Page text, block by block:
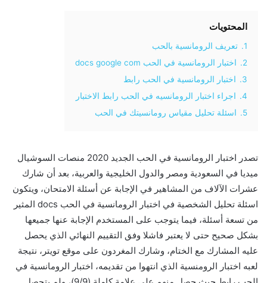
المحتويات
1.
تعريف الرومانسية بالحب
2.
اختبار الرومانسية في الحب docs google com
3.
اختبار الرومانسية في الحب رابط
4.
اجراء اختبار الرومانسيه في الحب رابط الاختبار
5.
اسئلة تحليل مقياس رومانسيتك في الحب
تصدر اختبار الرومانسية في الحب الجديد 2020 منصات السوشيال
ميديا في السعودية ومصر والدول الخليجية والعربية، بعد أن شارك
عشرات الآلاف من المشاهير في الإجابة عن أسئلة الامتحان، ويتكون
اسئلة تحليل الشخصية في اختبار الرومانسية في الحب docs المثير
من تسعة أسئلة، فيما يتوجب على المستخدم الإجابة عنها جميعها
بشكل صحيح حتى لا يعتبر فاشلا وفق التقييم النهائي الذي يحصل
عليه المشارك مع الختام، وشارك المغردون على موقع تويتر، نتيجة
لعبه اختبار الرومنسية الذي انتهوا من تقديمه، اختبار الرومانسية في